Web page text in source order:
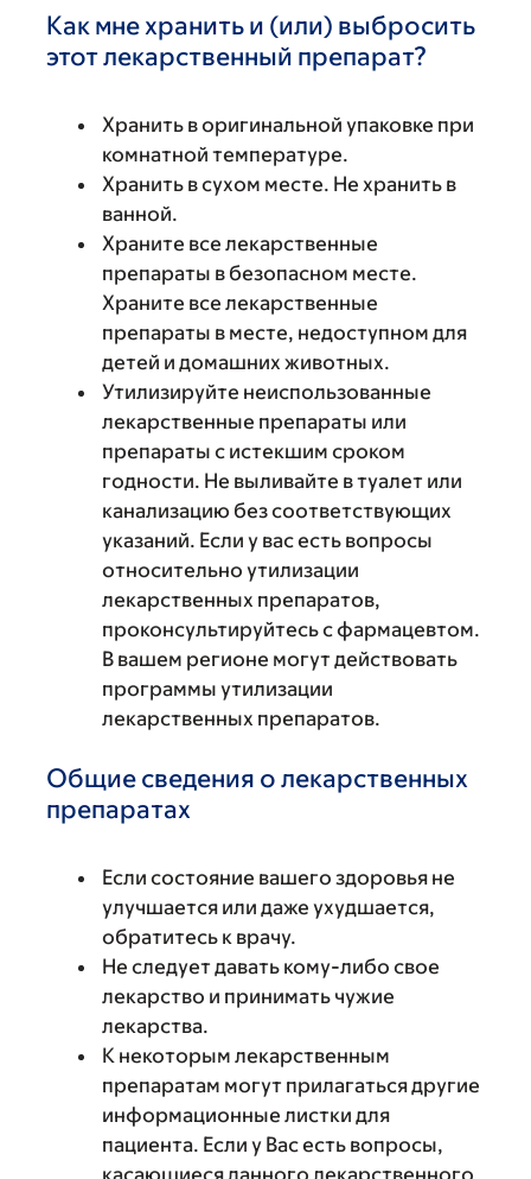
Как мне хранить и (или) выбросить
этот лекарственный препарат?
Хранить в оригинальной упаковке при
комнатной температуре.
Хранить в сухом месте. Не хранить в
ванной.
Храните все лекарственные
препараты в безопасном месте.
Храните все лекарственные
препараты в месте, недоступном для
детей и домашних животных.
Утилизируйте неиспользованные
лекарственные препараты или
препараты с истекшим сроком
годности. Не выливайте в туалет или
канализацию без соответствующих
указаний. Если у вас есть вопросы
относительно утилизации
лекарственных препаратов,
проконсультируйтесь с фармацевтом.
В вашем регионе могут действовать
программы утилизации
лекарственных препаратов.
Общие сведения о лекарственных
препаратах
Если состояние вашего здоровья не
улучшается или даже ухудшается,
обратитесь к врачу.
Не следует давать кому-либо свое
лекарство и принимать чужие
лекарства.
К некоторым лекарственным
препаратам могут прилагаться другие
информационные листки для
пациента. Если у Вас есть вопросы,
касающиеся данного лекарственного